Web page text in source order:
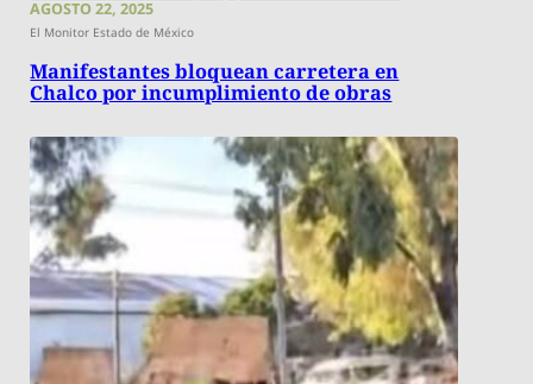
AGOSTO 22, 2025
El Monitor Estado de México
Manifestantes bloquean carretera en
Chalco por incumplimiento de obras